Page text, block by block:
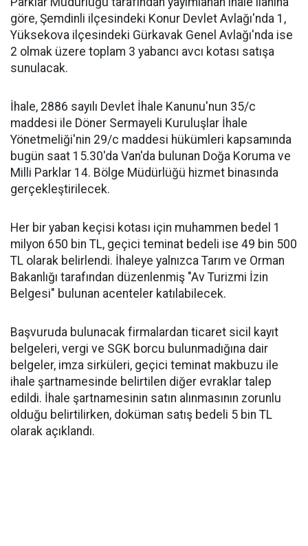
göre, Şemdinli ilçesindeki Konur Devlet Avlağı'nda 1,
Yüksekova ilçesindeki Gürkavak Genel Avlağı'nda ise
2 olmak üzere toplam 3 yabancı avcı kotası satışa
sunulacak.
İhale, 2886 sayılı Devlet İhale Kanunu'nun 35/c
maddesi ile Döner Sermayeli Kuruluşlar İhale
Yönetmeliği'nin 29/c maddesi hükümleri kapsamında
bugün saat 15.30'da Van'da bulunan Doğa Koruma ve
Milli Parklar 14. Bölge Müdürlüğü hizmet binasında
gerçekleştirilecek.
Her bir yaban keçisi kotası için muhammen bedel 1
milyon 650 bin TL, geçici teminat bedeli ise 49 bin 500
TL olarak belirlendi. İhaleye yalnızca Tarım ve Orman
Bakanlığı tarafından düzenlenmiş "Av Turizmi İzin
Belgesi" bulunan acenteler katılabilecek.
Başvuruda bulunacak firmalardan ticaret sicil kayıt
belgeleri, vergi ve SGK borcu bulunmadığına dair
belgeler, imza sirküleri, geçici teminat makbuzu ile
ihale şartnamesinde belirtilen diğer evraklar talep
edildi. İhale şartnamesinin satın alınmasının zorunlu
olduğu belirtilirken, doküman satış bedeli 5 bin TL
olarak açıklandı.